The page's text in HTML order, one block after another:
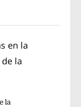
en la
la
la